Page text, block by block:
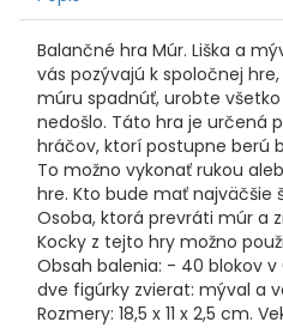
Balančné hra Múr. Liška a
vás pozývajú k spoločnej
múru spadnúť, urobte
nedošlo. Táto hra je určená
hráčov, ktorí postupne berú
To možno vykonať rukou
hre. Kto bude mať najväčšie
Osoba, ktorá prevráti múr a
Kocky z tejto hry možno
Obsah balenia: - 40 blokov
dve figúrky zvierat: mýval a
Rozmery: 18,5 x 11 x 2,5 cm.